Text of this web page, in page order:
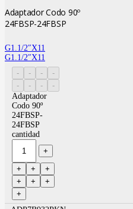
Adaptador Codo 90º
24FBSP-24FBSP
G1.1/2″X11
G1.1/2″X11
Adaptador
Codo 90º
24FBSP-
24FBSP
cantidad